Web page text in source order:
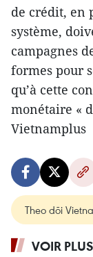
de crédit, en
système,
campagnes
formes pour
qu’à cette
monétaire «
Vietnamplus
Theo dõi
VOIR PLUS